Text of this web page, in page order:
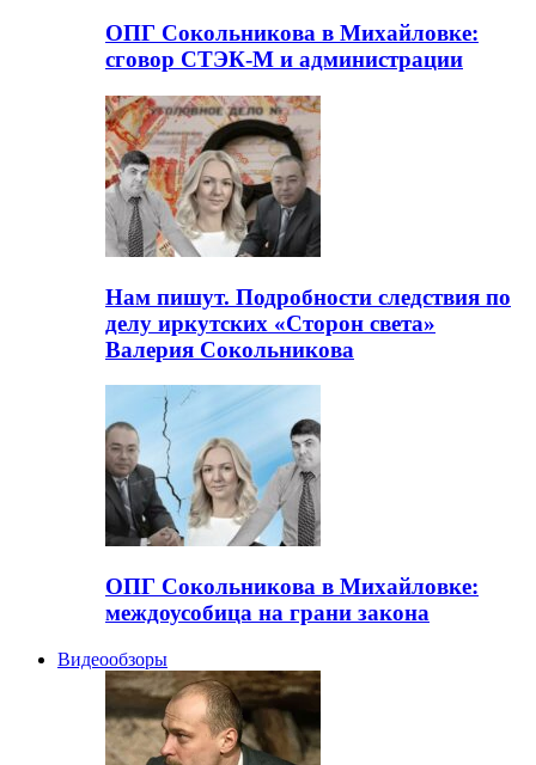
ОПГ Сокольникова в Михайловке:
сговор СТЭК-М и администрации
Нам пишут. Подробности следствия по
делу иркутских «Сторон света»
Валерия Сокольникова
ОПГ Сокольникова в Михайловке:
междоусобица на грани закона
Видеообзоры